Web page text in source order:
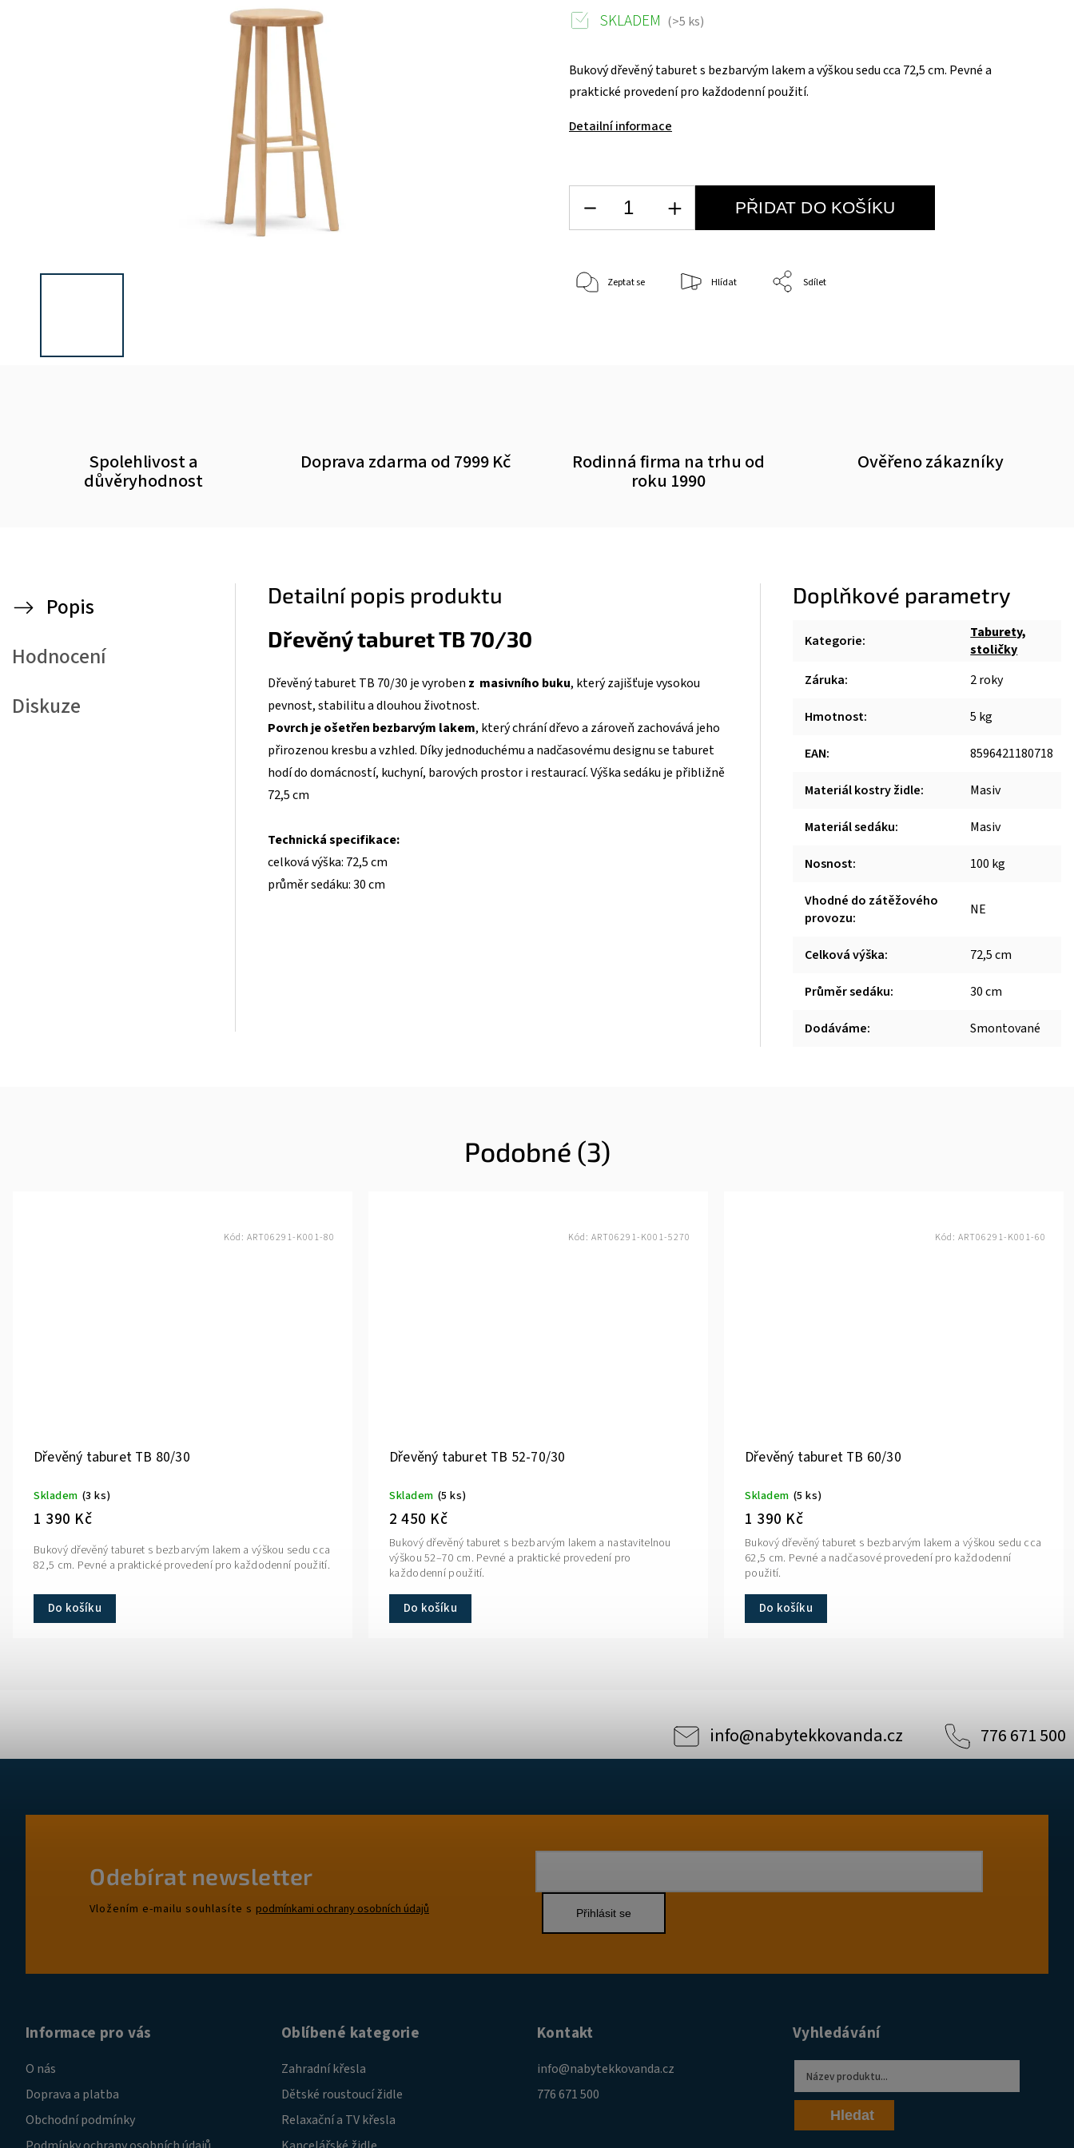
Bukový dřevěný taburet s bezbarvým lakem a výškou sedu cca 72,5 cm. Pevné a
praktické provedení pro každodenní použití.
Detailní informace
SKLADEM (>5 ks)
PŘIDAT DO KOŠÍKU
Zeptat se Hlídat Sdílet
Spolehlivost a
důvěryhodnost
Doprava zdarma od 7999 Kč Rodinná firma na trhu od
roku 1990
Ověřeno zákazníky
Popis
Hodnocení
Diskuze
Detailní popis produktu
Dřevěný taburet TB 70/30
Dřevěný taburet TB 70/30 je vyroben z masivního buku, který zajišťuje vysokou
pevnost, stabilitu a dlouhou životnost.
Povrch je ošetřen bezbarvým lakem, který chrání dřevo a zároveň zachovává jeho
přirozenou kresbu a vzhled. Díky jednoduchému a nadčasovému designu se taburet
hodí do domácností, kuchyní, barových prostor i restaurací. Výška sedáku je přibližně
72,5 cm
Technická specifikace:
celková výška: 72,5 cm
průměr sedáku: 30 cm
Doplňkové parametry
Kategorie:
Taburety,
stoličky
Záruka: 2 roky
Hmotnost: 5 kg
EAN: 8596421180718
Materiál kostry židle: Masiv
Materiál sedáku: Masiv
Nosnost: 100 kg
Vhodné do zátěžového
provozu: NE
Celková výška: 72,5 cm
Průměr sedáku: 30 cm
Dodáváme: Smontované
Podobné (3)
Dřevěný taburet TB 80/30
Skladem (3 ks)
1 390 Kč
Do košíku
Bukový dřevěný taburet s bezbarvým lakem a výškou sedu cca
82,5 cm. Pevné a praktické provedení pro každodenní použití.
Kód: ART06291-K001-80
Dřevěný taburet TB 52-70/30
Skladem (5 ks)
2 450 Kč
Do košíku
Bukový dřevěný taburet s bezbarvým lakem a nastavitelnou
výškou 52–70 cm. Pevné a praktické provedení pro
každodenní použití.
Kód: ART06291-K001-5270
Dřevěný taburet TB 60/30
Skladem (5 ks)
1 390 Kč
Do košíku
Bukový dřevěný taburet s bezbarvým lakem a výškou sedu cca
62,5 cm. Pevné a nadčasové provedení pro každodenní
použití.
Kód: ART06291-K001-60
info@nabytekkovanda.cz 776 671 500
Odebírat newsletter
Vložením e-mailu souhlasíte s podmínkami ochrany osobních údajů Přihlásit se
Informace pro vás
O nás
Doprava a platba
Obchodní podmínky
Oblíbené kategorie
Zahradní křesla
Dětské roustoucí židle
Relaxační a TV křesla
Kontakt
info@nabytekkovanda.cz
776 671 500
Vyhledávání
Hledat